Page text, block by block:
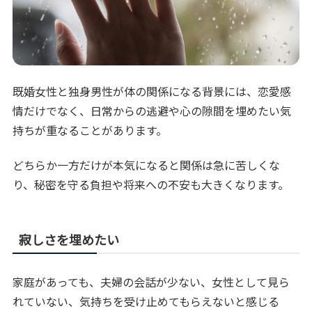
既婚女性と独身男性が体の関係になる背景には、恋愛感
情だけでなく、日常からの逃避や心の隙間を埋めたい気
持ちが重なることがあります。
どちらか一方だけが本気になると関係は急に苦しくな
り、秘密を守る負担や将来への不安も大きくなります。
寂しさを埋めたい
家庭があっても、夫婦の会話が少ない、女性として見ら
れていない、気持ちを受け止めてもらえないと感じる